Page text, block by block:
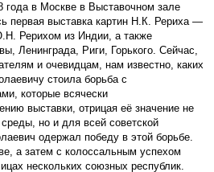
в Москве в Выставочном зале
первая выставка картин Н.К. Рериха —
Рерихом из Индии, а также
Ленинграда, Риги, Горького. Сейчас,
и очевидцам, нам известно, каких
стоила борьба с
которые всячески
выставки, отрицая её значение не
но и для всей советской
одержал победу в этой борьбе.
а затем с колоссальным успехом
нескольких союзных республик.